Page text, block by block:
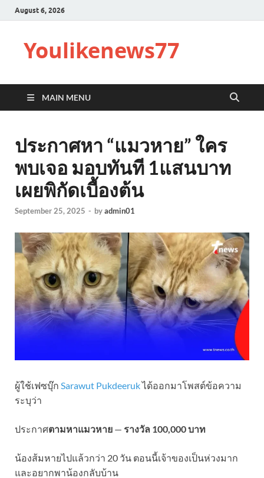
August 6, 2026
Youlikenews77
MAIN MENU
ประกาศหา “แมวหาย” ใคร
พบเจอ มอบทันที 1แสนบาท
เผยพิกัดเบื้องต้น
September 25, 2025 - byadmin01
ผู้ใช้เฟซบุ๊ก Sarawut Pukdeerukได้ออกมาโพสต์ข้อความ
ระบุว่า
ประกาศตามหาแมวหาย — รางวัล 100,000 บาท
น้องส้มหายไปแล้วกว่า 20 วัน ตอนนี้เจ้าของเป็นห่วงมาก
และอยากพาน้องกลับบ้าน